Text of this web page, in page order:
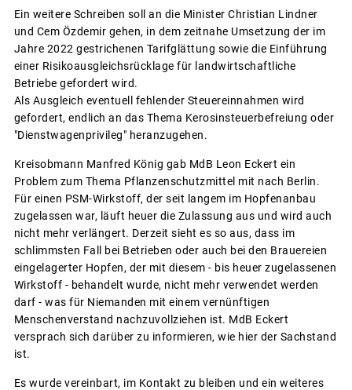
Ein weitere Schreiben soll an die Minister Christian Lindner
und Cem Özdemir gehen, in dem zeitnahe Umsetzung der im
Jahre 2022 gestrichenen Tarifglättung sowie die Einführung
einer Risikoausgleichsrücklage für landwirtschaftliche
Betriebe gefordert wird.
Als Ausgleich eventuell fehlender Steuereinnahmen wird
gefordert, endlich an das Thema Kerosinsteuerbefreiung oder
"Dienstwagenprivileg" heranzugehen.
Kreisobmann Manfred König gab MdB Leon Eckert ein
Problem zum Thema Pflanzenschutzmittel mit nach Berlin.
Für einen PSM-Wirkstoff, der seit langem im Hopfenanbau
zugelassen war, läuft heuer die Zulassung aus und wird auch
nicht mehr verlängert. Derzeit sieht es so aus, dass im
schlimmsten Fall bei Betrieben oder auch bei den Brauereien
eingelagerter Hopfen, der mit diesem - bis heuer zugelassenen
Wirkstoff - behandelt wurde, nicht mehr verwendet werden
darf - was für Niemanden mit einem vernünftigen
Menschenverstand nachzuvollziehen ist. MdB Eckert
versprach sich darüber zu informieren, wie hier der Sachstand
ist.
Es wurde vereinbart, im Kontakt zu bleiben und ein weiteres